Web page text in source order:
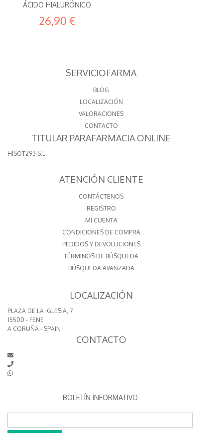
ÁCIDO HIALURÓNICO
26,90 €
SERVICIOFARMA
BLOG
LOCALIZACIÓN
VALORACIONES
CONTACTO
TITULAR PARAFARMACIA ONLINE
HISOT293 S.L.
ATENCIÓN CLIENTE
CONTÁCTENOS
REGISTRO
MI CUENTA
CONDICIONES DE COMPRA
PEDIDOS Y DEVOLUCIONES
TÉRMINOS DE BÚSQUEDA
BÚSQUEDA AVANZADA
LOCALIZACIÓN
PLAZA DE LA IGLESIA, 7
15500 - FENE
A CORUÑA - SPAIN
CONTACTO
BOLETÍN INFORMATIVO